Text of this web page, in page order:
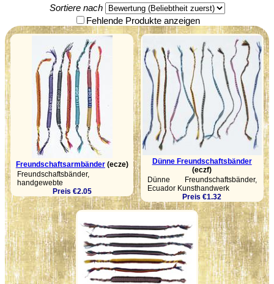
Sortiere nach
Fehlende Produkte anzeigen
Freundschaftsarmbänder(ecze)
Freundschaftsbänder,
handgewebte
Preis €2.05
Dünne Freundschaftsbänder
(eczf)
Dünne Freundschaftsbänder,
Ecuador Kunsthandwerk
Preis €1.32